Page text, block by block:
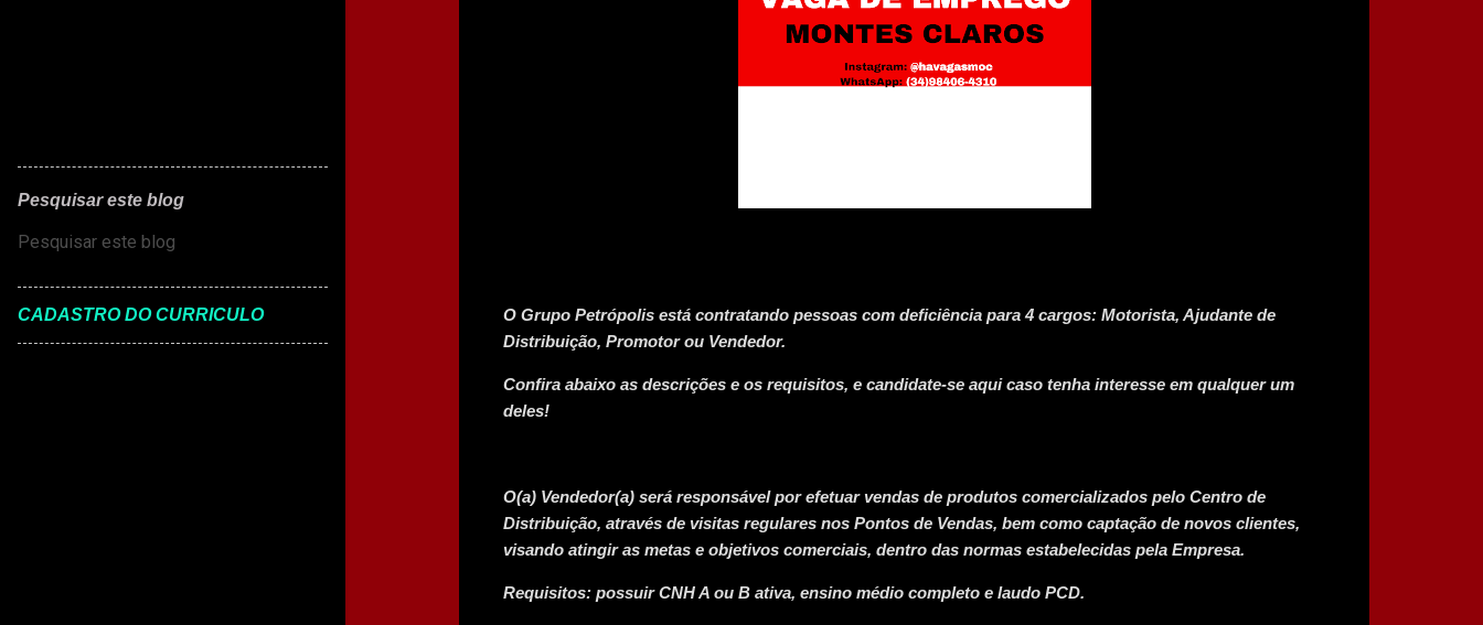
O Grupo Petrópolis está contratando pessoas com deficiência para 4 cargos: Motorista, Ajudante de
Distribuição, Promotor ou Vendedor.
Confira abaixo as descrições e os requisitos, e candidate-se aqui caso tenha interesse em qualquer um
deles!
O(a) Vendedor(a) será responsável por efetuar vendas de produtos comercializados pelo Centro de
Distribuição, através de visitas regulares nos Pontos de Vendas, bem como captação de novos clientes,
visando atingir as metas e objetivos comerciais, dentro das normas estabelecidas pela Empresa.
Requisitos: possuir CNH A ou B ativa, ensino médio completo e laudo PCD.
Pesquisar este blog
CADASTRO DO CURRICULO